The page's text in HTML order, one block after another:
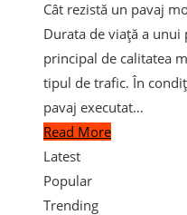
Cât rezistă un pavaj
Durata de viață a unui
principal de calitatea
tipul de trafic. În
pavaj executat…
Read More
Latest
Popular
Trending